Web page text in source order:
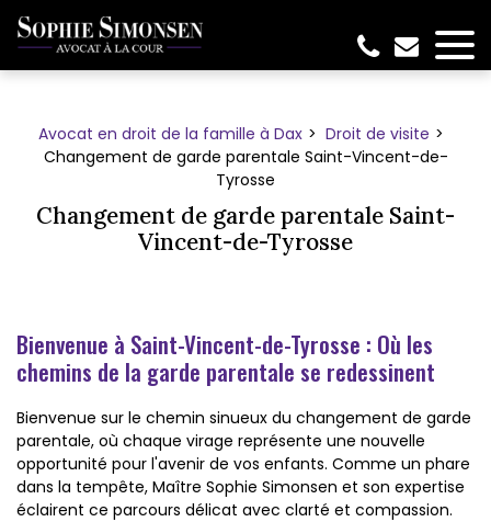
Avocat en droit de la famille à Dax
Droit de visite
Changement de garde parentale Saint-Vincent-de-
Tyrosse
Changement de garde parentale Saint-
Vincent-de-Tyrosse
Bienvenue à Saint-Vincent-de-Tyrosse : Où les
chemins de la garde parentale se redessinent
Bienvenue sur le chemin sinueux du changement de garde
parentale, où chaque virage représente une nouvelle
opportunité pour l'avenir de vos enfants. Comme un phare
dans la tempête, Maître Sophie Simonsen et son expertise
éclairent ce parcours délicat avec clarté et compassion.
Panneau de gestion des cookies